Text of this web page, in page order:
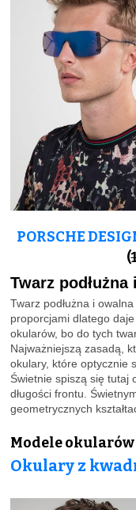
PORSCHE
(
Twarz podłużna
Twarz podłużna i
proporcjami dlatego
okularów, bo do tych
Najważniejszą zasadą,
okulary, które optycznie
Świetnie spiszą się tutaj
długości frontu.
geometrycznych
Modele
Okulary z